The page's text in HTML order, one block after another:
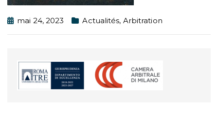
mai 24, 2023 Actualités, Arbitration